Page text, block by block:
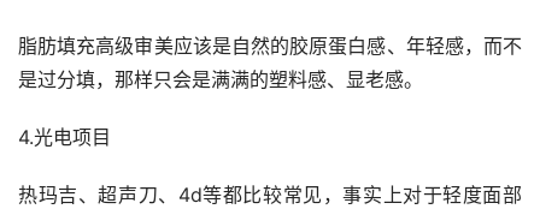
脂肪填充高级审美应该是自然的胶原蛋白感、年轻感，而不
是过分填，那样只会是满满的塑料感、显老感。
4.光电项目
热玛吉、超声刀、4d等都比较常见，事实上对于轻度面部